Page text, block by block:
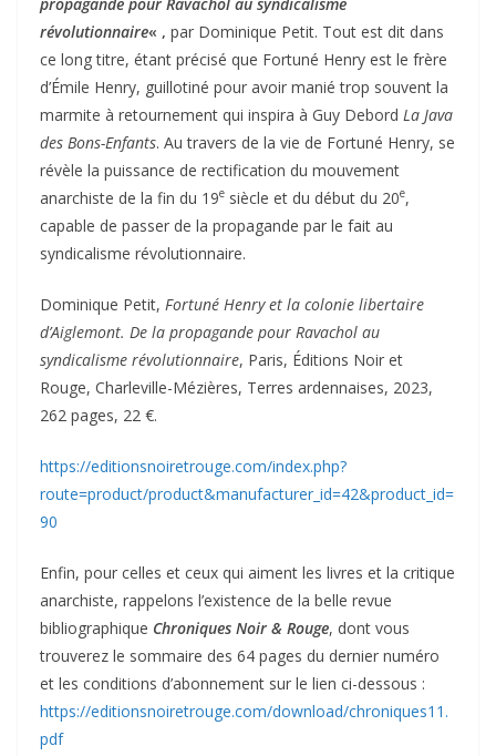
révolutionnaire« , par Dominique Petit. Tout est dit dans
ce long titre, étant précisé que Fortuné Henry est le frère
d’Émile Henry, guillotiné pour avoir manié trop souvent la
marmite à retournement qui inspira à Guy Debord La Java
des Bons-Enfants. Au travers de la vie de Fortuné Henry, se
révèle la puissance de rectification du mouvement
anarchiste de la fin du 19e siècle et du début du 20e,
capable de passer de la propagande par le fait au
syndicalisme révolutionnaire.
Dominique Petit, Fortuné Henry et la colonie libertaire
d’Aiglemont. De la propagande pour Ravachol au
syndicalisme révolutionnaire, Paris, Éditions Noir et
Rouge, Charleville-Mézières, Terres ardennaises, 2023,
262 pages, 22 €.
https://editionsnoiretrouge.com/index.php?
route=product/product&manufacturer_id=42&product_id=
90
Enfin, pour celles et ceux qui aiment les livres et la critique
anarchiste, rappelons l’existence de la belle revue
bibliographique Chroniques Noir & Rouge, dont vous
trouverez le sommaire des 64 pages du dernier numéro
et les conditions d’abonnement sur le lien ci-dessous :
https://editionsnoiretrouge.com/download/chroniques11.
pdf